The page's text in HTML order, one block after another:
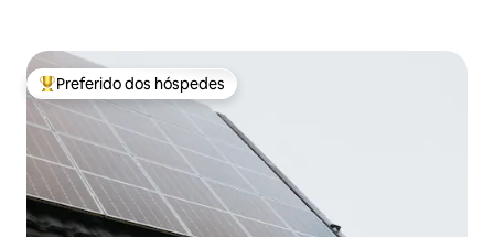
Entre os melhores preferidos dos hóspedes
Preferido dos hóspedes